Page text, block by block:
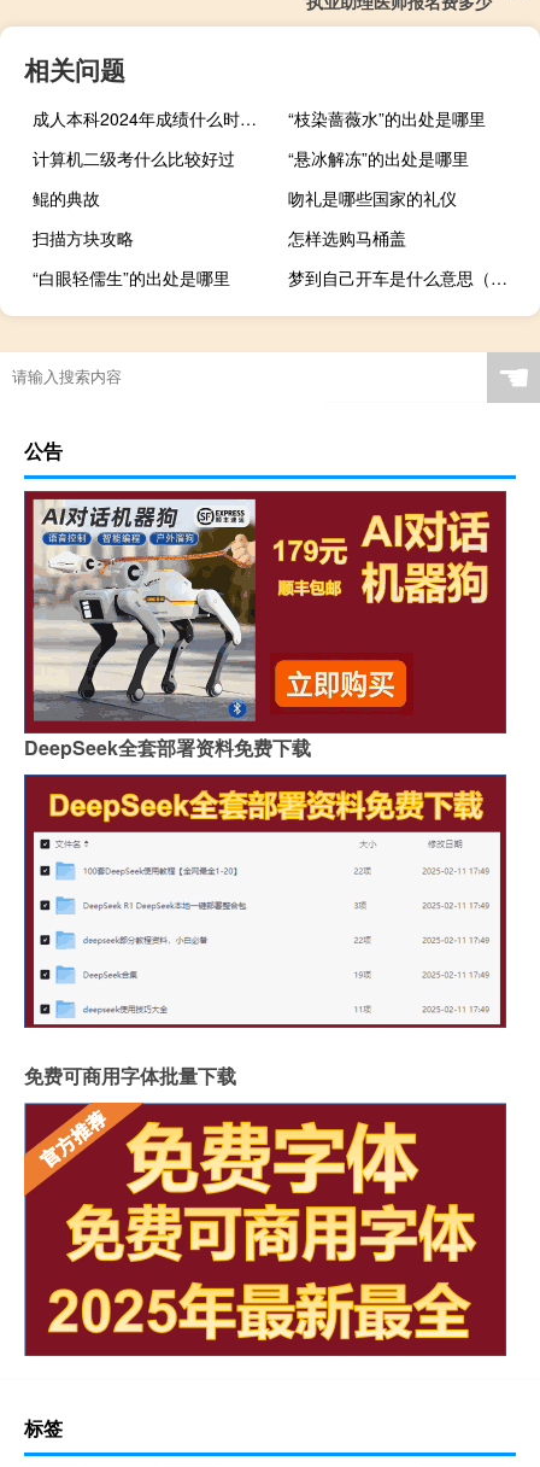
相关问题
成人本科2024年成绩什么时候出
“枝染蔷薇水”的出处是哪里
计算机二级考什么比较好过
“悬冰解冻”的出处是哪里
鲲的典故
吻礼是哪些国家的礼仪
扫描方块攻略
怎样选购马桶盖
“白眼轻儒生”的出处是哪里
梦到自己开车是什么意思（开车是什么意思）
☚
公告
DeepSeek全套部署资料免费下载
免费可商用字体批量下载
标签